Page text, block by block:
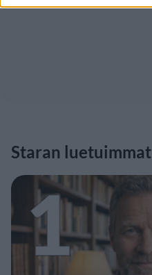
Staran luetuimmat
1